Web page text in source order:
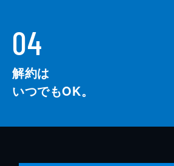
04
解約は
いつでもOK。